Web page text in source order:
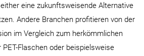
eine zukunftsweisende Alternative
Andere Branchen profitieren von der
im Vergleich zum herkömmlichen
Flaschen oder beispielsweise